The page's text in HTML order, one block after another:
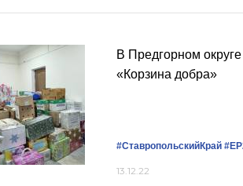
В Предгорном
«Корзина добра»
#СтавропольскийКрай
13.12.22